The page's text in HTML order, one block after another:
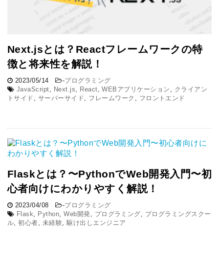
Next.jsとは？Reactフレームワークの特
徴と将来性を解説！
2023/05/14 -プログラミング
JavaScript, Next.js, React,WEBアプリケーション , クライアン
トサイド , サーバーサイド, フレームワーク , フロントエンド
Flaskとは？〜PythonでWeb開発入門〜初
心者向けにわかりやすく解説！
2023/04/08 -プログラミング
Flask, Python,Web開発 , プログラミング, プログラミングスクー
ル,初心者, 未経験,駆け出しエンジニア